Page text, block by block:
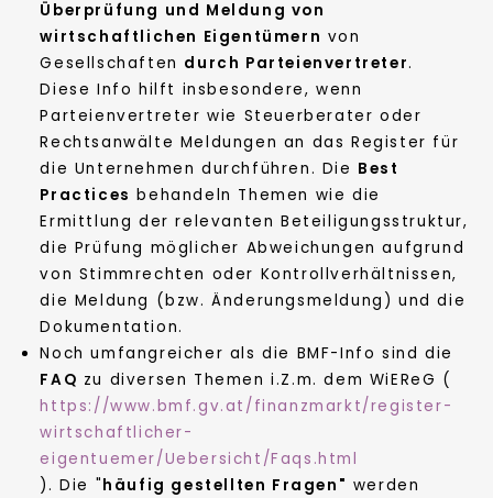
Überprüfung und Meldung von
wirtschaftlichen Eigentümern von
Gesellschaften durch Parteienvertreter.
Diese Info hilft insbesondere, wenn
Parteienvertreter wie Steuerberater oder
Rechtsanwälte Meldungen an das Register für
die Unternehmen durchführen. Die Best
Practices behandeln Themen wie die
Ermittlung der relevanten Beteiligungsstruktur,
die Prüfung möglicher Abweichungen aufgrund
von Stimmrechten oder Kontrollverhältnissen,
die Meldung (bzw. Änderungsmeldung) und die
Dokumentation.
Noch umfangreicher als die BMF-Info sind die
FAQ zu diversen Themen i.Z.m. dem WiEReG (
https://www.bmf.gv.at/finanzmarkt/register-
wirtschaftlicher-
eigentuemer/Uebersicht/Faqs.html
). Die "häufig gestellten Fragen" werden